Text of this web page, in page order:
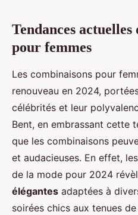
Tendances actuelles
pour femmes
Les combinaisons pour
renouveau en 2024,
célébrités et leur
Bent, en embrassant cette
que les combinaisons
et audacieuses. En effet,
de la mode pour 2024
élégantes adaptées à
soirées chics aux tenues